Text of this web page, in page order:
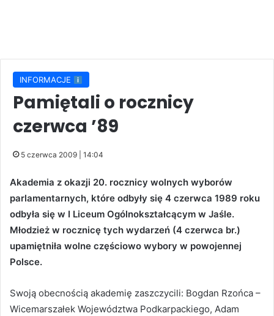
INFORMACJE
Pamiętali o rocznicy
czerwca ’89
5 czerwca 2009 | 14:04
Akademia z okazji 20. rocznicy wolnych wyborów
parlamentarnych, które odbyły się 4 czerwca 1989 roku
odbyła się w I Liceum Ogólnokształcącym w Jaśle.
Młodzież w rocznicę tych wydarzeń (4 czerwca br.)
upamiętniła wolne częściowo wybory w powojennej
Polsce.
Swoją obecnością akademię zaszczycili: Bogdan Rzońca –
Wicemarszałek Województwa Podkarpackiego, Adam